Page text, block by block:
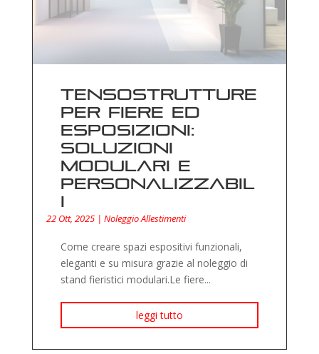
Tensostrutture
per fiere ed
esposizioni:
soluzioni
modulari e
personalizzabil
i
22 Ott, 2025| Noleggio Allestimenti
Come creare spazi espositivi funzionali,
eleganti e su misura grazie al noleggio di
stand fieristici modulari.Le fiere...
leggi tutto